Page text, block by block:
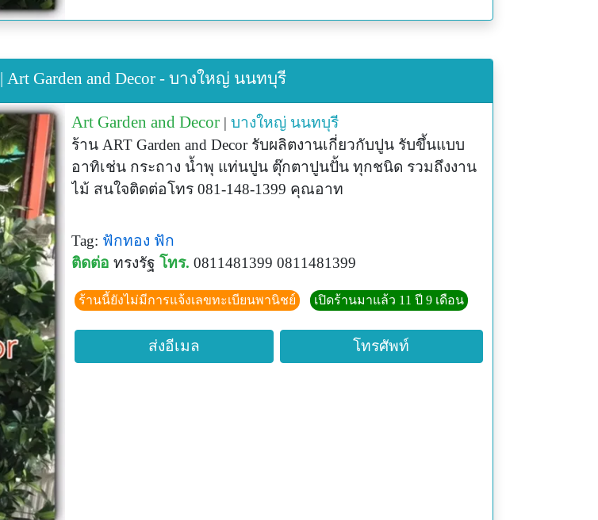
Garden and Decor - บางใหญ่ นนทบุรี
Art Garden and Decor | บางใหญ่ นนทบุรี
ร้าน ART Garden and Decor รับผลิตงานเกี่ยวกับปูน รับขึ้นแบบ
อาทิเช่น กระถาง น้ำพุ แท่นปูน ตุ๊กตาปูนปั้น ทุกชนิด รวมถึงงาน
ไม้ สนใจติดต่อโทร 081-148-1399 คุณอาท
Tag: ฟักทอง ฟัก
ติดต่อ ทรงรัฐ โทร. 0811481399 0811481399
ร้านนี้ยังไม่มีการแจ้งเลขทะเบียนพานิชย์ เปิดร้านมาแล้ว 11 ปี 9 เดือน
ส่งอีเมล โทรศัพท์